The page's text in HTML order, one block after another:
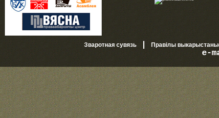
Зваротная сувязь|Правілы
e-